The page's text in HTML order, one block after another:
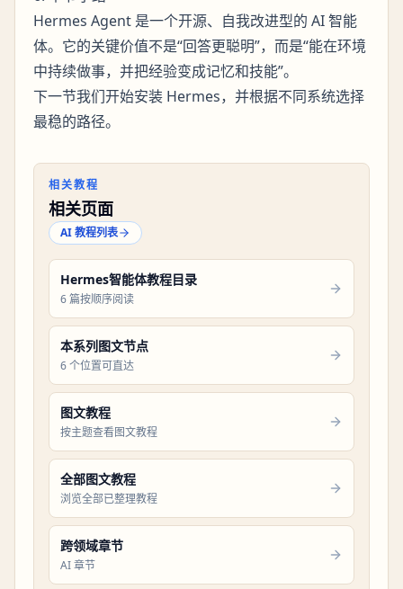
Hermes Agent 是一个开源、自我改进型的 AI 智能
体。它的关键价值不是“回答更聪明”，而是“能在环境
中持续做事，并把经验变成记忆和技能”。
下一节我们开始安装 Hermes，并根据不同系统选择
最稳的路径。
相关教程
相关页面
AI 教程列表
Hermes智能体教程目录
6 篇按顺序阅读
本系列图文节点
6 个位置可直达
图文教程
按主题查看图文教程
全部图文教程
浏览全部已整理教程
跨领域章节
AI 章节